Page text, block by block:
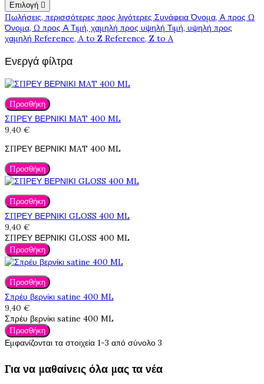
Επιλογή 
Πωλήσεις, περισσότερες προς λιγότερες ΣυνάφειαΌνομα, Α προς Ω
Όνομα, Ω προς ΑΤιμή, χαμηλή προς υψηλή Τιμή, υψηλή προς
χαμηλή Reference, A to Z Reference, Z to A
Ενεργά φίλτρα
Προσθήκη
ΣΠΡΕΥ ΒΕΡΝΙΚΙ MAT 400 ML
9,40 €
ΣΠΡΕΥ ΒΕΡΝΙΚΙ MAT 400 ML
Προσθήκη
Προσθήκη
ΣΠΡΕΥ ΒΕΡΝΙΚΙ GLOSS 400 ML
9,40 €
ΣΠΡΕΥ ΒΕΡΝΙΚΙ GLOSS 400 ML
Προσθήκη
Προσθήκη
Σπρέυ βερνίκι satine 400 ML
9,40 €
Σπρέυ βερνίκι satine 400 ML
Προσθήκη
Εμφανίζονται τα στοιχεία 1-3 από σύνολο 3
Για να μαθαίνεις όλα μας τα νέα